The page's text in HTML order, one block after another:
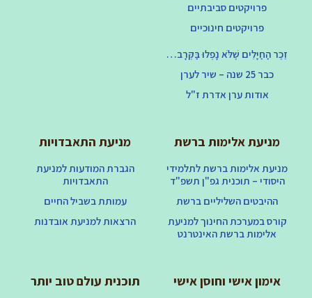
פרויקטים סביבתיים
פרויקטים חינוכיים
זֵכֶר הַחַיָּלִים שֶׁלֹּא נָפְלוּ בַּקְּרָב…
כבר 25 שנה – שיר לערן
אודות ערן אדרת ז"ל
מניעת אלימות ברשת
מניעת אלימות ברשת לתלמידי
היסודי – תוכנית גפ"ן תשפ"ד
ההיבטים השליליים ברשת
קורס במערכת החינוך למניעת
אלימות ברשת האינטרנט
מניעת התאבדויות
הגברת המודעות למניעת
התאבדויות
עמותת בשביל החיים
הרצאות למניעת אובדנות
אימון אישי וחוסן אישי תוכנית עולם טוב יותר